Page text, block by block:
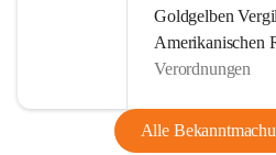
Goldgelben
Amerikanischen
Verordnungen
Alle